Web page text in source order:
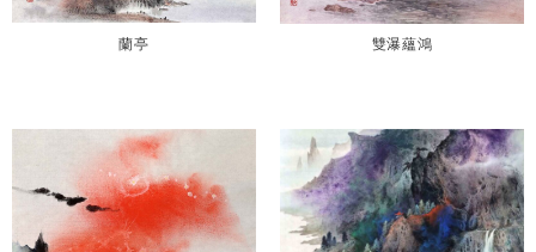
蘭亭 雙瀑蘊鴻